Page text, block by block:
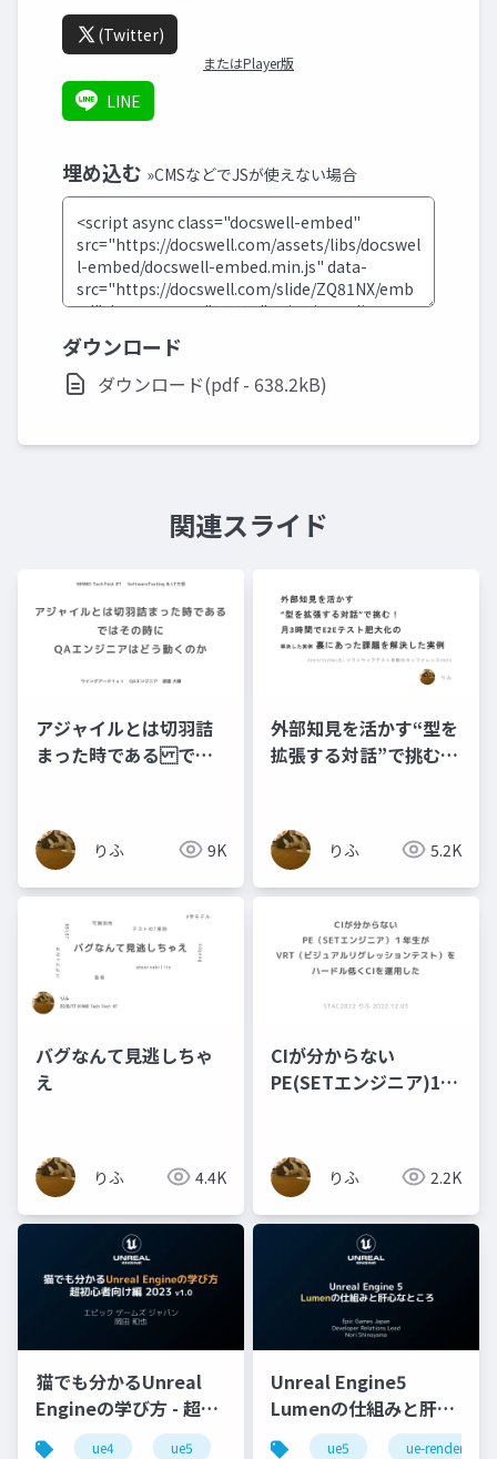
(Twitter)
またはPlayer版
LINE
埋め込む »CMSなどでJSが使えない場合
ダウンロード
ダウンロード(pdf - 638.2kB)
関連スライド
アジャイルとは切羽詰
まった時である では
りふ 9K
外部知見を活かす“型を
拡張する対話”で挑む！
を解決した実例
りふ 5.2K
バグなんて見逃しちゃ
え
りふ 4.4K
CIが分からない
PE(SETエンジニア)1年
ハードル低くCIを運用
した
りふ 2.2K
猫でも分かるUnreal
Engineの学び方 - 超初
心者向け編 - 2023 v1.0
ue4 ue5 ue-beginner
Unreal Engine5
Lumenの仕組みと肝心
なところ
ue5 ue-rendering